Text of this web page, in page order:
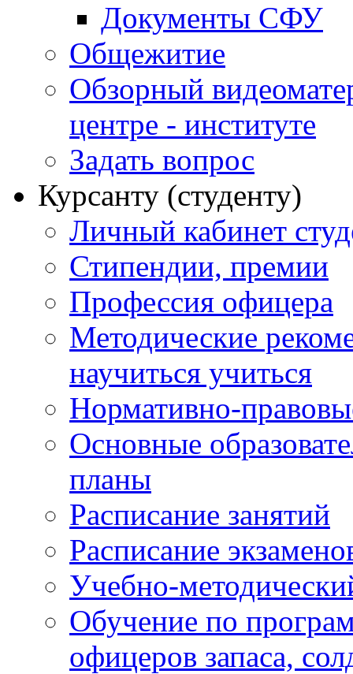
Документы СФУ
Общежитие
Обзорный
центре - институте
Задать вопрос
Курсанту (студенту)
Личный кабинет
Стипендии, премии
Профессия офицера
Методические
научиться учиться
Нормативно-
Основные
планы
Расписание занятий
Расписание
Учебно-
Обучение по
офицеров запаса,